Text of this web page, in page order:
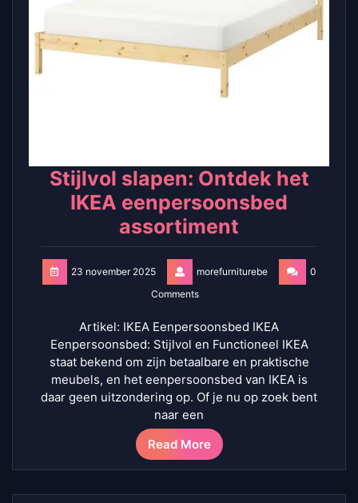
Stijlvol slapen: Ontdek het
IKEA eenpersoonsbed
assortiment
23 november 2025 morefurniturebe
0
Comments
Artikel: IKEA Eenpersoonsbed IKEA
Eenpersoonsbed: Stijlvol en Functioneel IKEA
staat bekend om zijn betaalbare en praktische
meubels, en het eenpersoonsbed van IKEA is
daar geen uitzondering op. Of je nu op zoek bent
naar een
Read More